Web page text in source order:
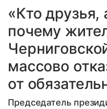
«Кто друзья,
почему
массово
от
Председатель